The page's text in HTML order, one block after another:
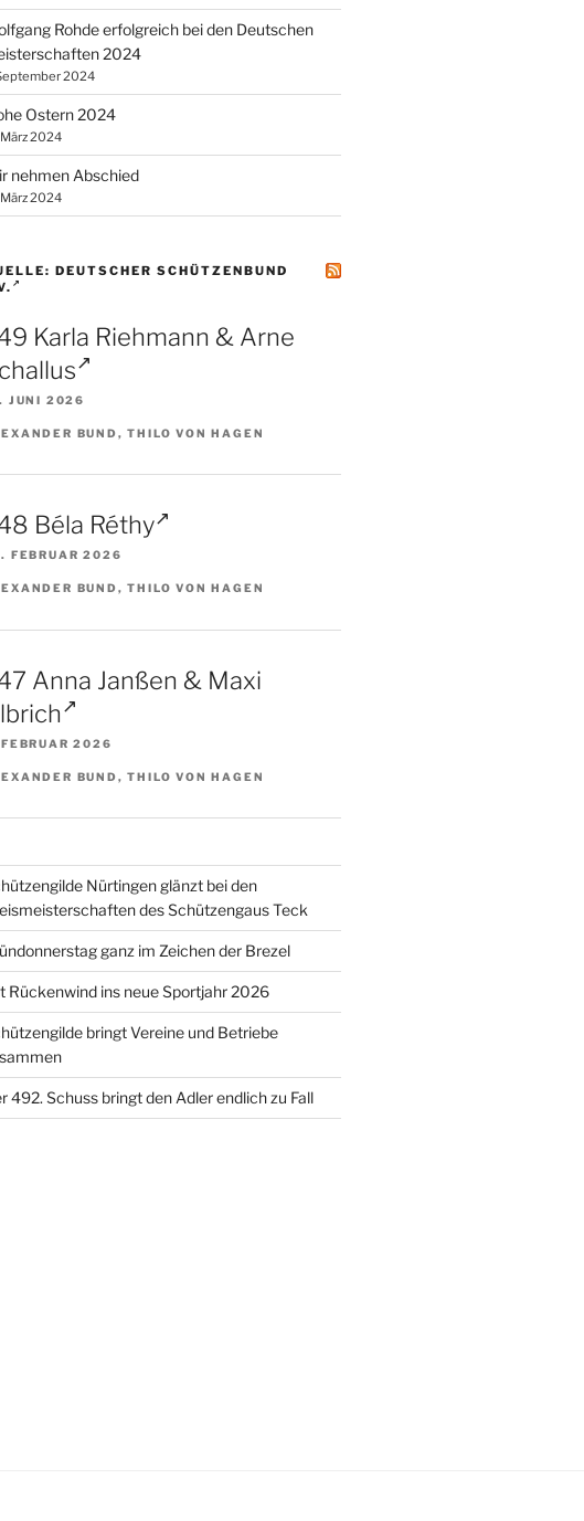
Rohde erfolgreich bei den Deutschen
2024
2024
Ostern 2024
März 2024
nehmen Abschied
März 2024
DEUTSCHER SCHÜTZENBUND
Karla Riehmann & Arne
JUNI 2026
BUND, THILO VON HAGEN
Béla Réthy
FEBRUAR 2026
BUND, THILO VON HAGEN
Anna Janßen & Maxi
2026
BUND, THILO VON HAGEN
Nürtingen glänzt bei den
des Schützengaus Teck
ganz im Zeichen der Brezel
Rückenwind ins neue Sportjahr 2026
bringt Vereine und Betriebe
492. Schuss bringt den Adler endlich zu Fall